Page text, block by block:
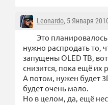
Leonardo, 5 Января
Это
нужно распродать то,
запущены OLED ТВ,
снизится, пока ещё их
А потом, нужен будет
будет очень мало.
Но в целом, да, ещё